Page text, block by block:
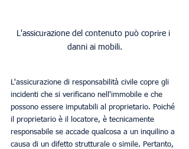
L'assicurazione del contenuto può coprire i
danni ai mobili.
L'assicurazione di responsabilità civile copre gli
incidenti che si verificano nell'immobile e che
possono essere imputabili al proprietario. Poiché
il proprietario è il locatore, è tecnicamente
responsabile se accade qualcosa a un inquilino a
causa di un difetto strutturale o simile. Pertanto,